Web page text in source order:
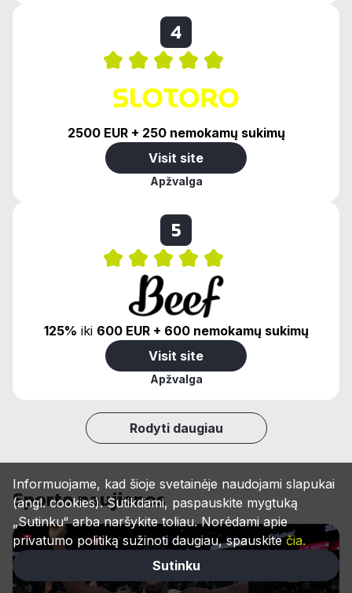
4
2500 EUR + 250 nemokamų sukimų
Visit site
Apžvalga
5
125% iki 600 EUR + 600 nemokamų sukimų
Visit site
Apžvalga
Rodyti daugiau
Sporto naujienos
Informuojame, kad šioje svetainėje naudojami slapukai
(angl. cookies). Sutikdami, paspauskite mygtuką
„Sutinku“ arba naršykite toliau. Norėdami apie
privatumo politiką sužinoti daugiau, spauskitečia.
Sutinku